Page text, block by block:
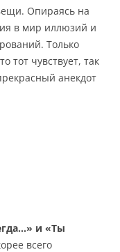
Опираясь на
в мир иллюзий и
Только
тот чувствует, так
анекдот
и «Ты
всего